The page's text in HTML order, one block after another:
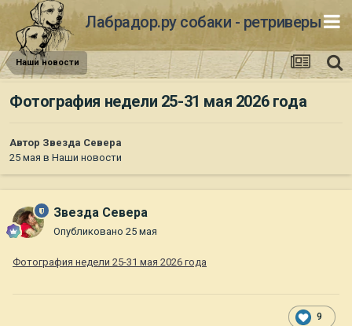
Лабрадор.ру собаки - ретриверы
Наши новости
Фотография недели 25-31 мая 2026 года
Автор Звезда Севера
25 мая в Наши новости
Звезда Севера
Опубликовано 25 мая
Фотография недели 25-31 мая 2026 года
9